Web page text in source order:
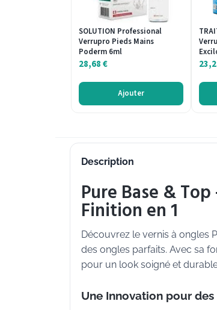
SOLUTION Professional
Verrupro Pieds Mains
Poderm 6ml
28,68€
Ajouter
Description
Pure Base &
Finition en 1
Découvrez le vernis à ongles
des ongles parfaits. Avec sa
pour un look soigné et
Une Innovation pour